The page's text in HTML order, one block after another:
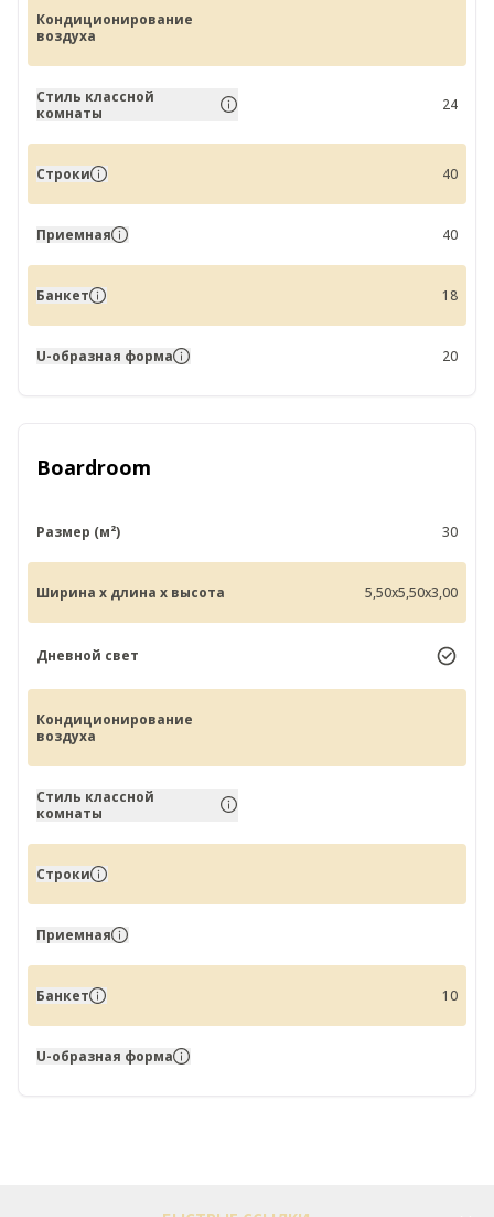
Кондиционирование
воздуха
Стиль классной
комнаты
24
Строки 40
Приемная 40
Банкет 18
U-образная форма 20
Boardroom
Размер (м²) 30
Ширина x длина x высота 5,50x5,50x3,00
Дневной свет
Кондиционирование
воздуха
Стиль классной
комнаты
Строки
Приемная
Банкет 10
U-образная форма